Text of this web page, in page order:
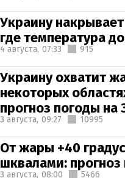
Украину
где температура
4 августа, 07:33 915
Украину охватит
некоторых
прогноз погоды на
3 августа, 09:27 10995
От жары +40
шквалами:
3 августа, 08:00 5466